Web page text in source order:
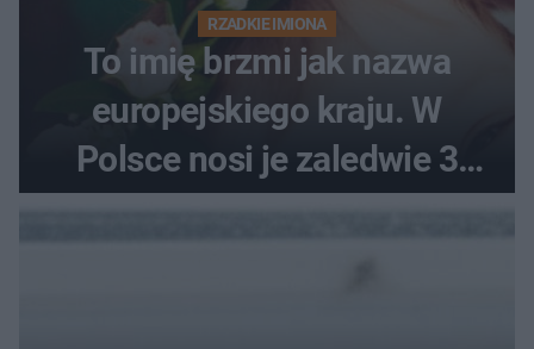
RZADKIE IMIONA
To imię brzmi jak nazwa
europejskiego kraju. W
Polsce nosi je zaledwie 3
kobiety